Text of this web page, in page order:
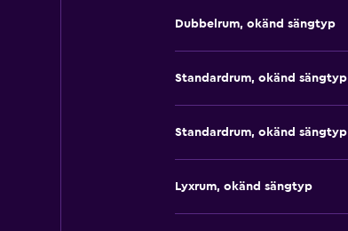
Dubbelrum, okänd sängtyp
Standardrum, okänd sängtyp
Standardrum, okänd sängtyp
Lyxrum, okänd sängtyp